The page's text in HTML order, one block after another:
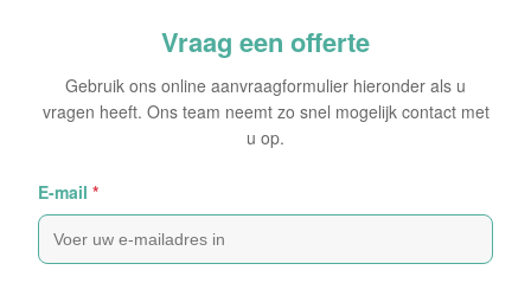
Vraag een offerte
Gebruik ons online aanvraagformulier hieronder als u
vragen heeft. Ons team neemt zo snel mogelijk contact met
u op.
E-mail *